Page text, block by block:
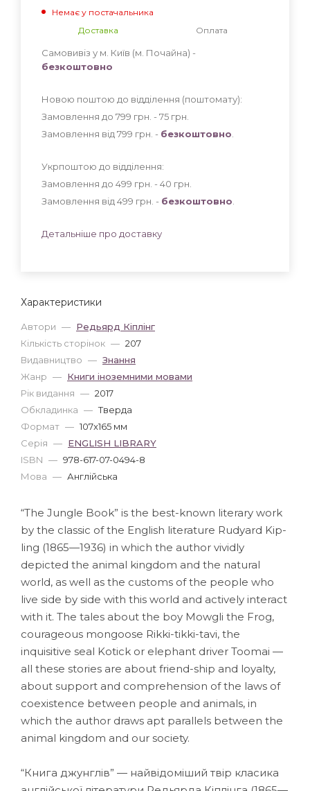
Характеристики
Автори — Редьярд Кіплінг
Кількість сторінок — 207
Видавництво — Знання
Жанр — Книги іноземними мовами
Рік видання — 2017
Обкладинка — Тверда
Формат — 107x165 мм
Серія — ENGLISH LIBRARY
ISBN — 978-617-07-0494-8
Мова — Англійська
Немає у постачальника
Доставка
Оплата
Самовивіз у м. Київ (м. Почайна) -
безкоштовно
Новою поштою до відділення (поштомату):
Замовлення до 799 грн. - 75 грн
Замовлення від 799 грн. - безкоштовно
Укрпоштою до відділення:
Замовлення до 499 грн. - 40 грн
Замовлення від 499 грн. - безкоштовно
Детальніше про доставку
“The Jungle Book” is the best-known literary work
by the classic of the English literature Rudyard Kip-
ling (1865—1936) in which the author vividly
depicted the animal kingdom and the natural
world, as well as the customs of the people who
live side by side with this world and actively interact
with it. The tales about the boy Mowgli the Frog,
courageous mongoose Rikki-tikki-tavi, the
inquisitive seal Kotick or elephant driver Toomai —
all these stories are about friend-ship and loyalty,
about support and comprehension of the laws of
coexistence between people and animals, in
which the author draws apt parallels between the
animal kingdom and our society.
“Книга джунглів” — найвідоміший твір класика